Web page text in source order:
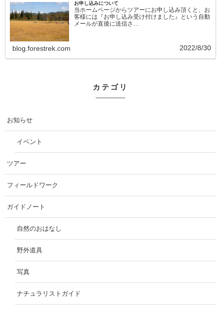
お申し込みについて
当ホームページからツアーにお申し込み頂くと、お
客様には『お申し込み受け付けました』という自動
メールが直後に送信さ…
blog.forestrek.com 2022/8/30
カテゴリ
お知らせ
イベント
ツアー
フィールドワーク
ガイドノート
自然のおはなし
野外道具
写真
ナチュラリストガイド